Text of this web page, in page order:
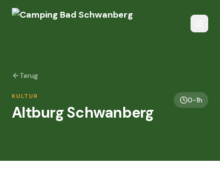
Terug
KULTUR
Altburg Schwanberg
0-1h